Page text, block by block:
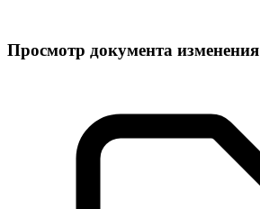
Просмотр документа изменения